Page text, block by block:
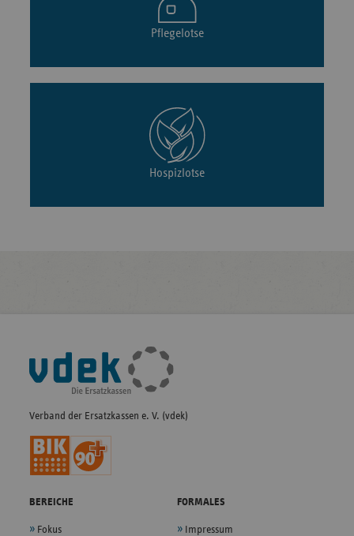
Pflegelotse
Hospizlotse
Fußleisten-
Navigation
Verband der Ersatzkassen e. V. (vdek)
BEREICHE
Fokus
FORMALES
Impressum